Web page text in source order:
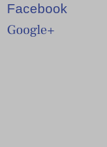
Facebook
Google+